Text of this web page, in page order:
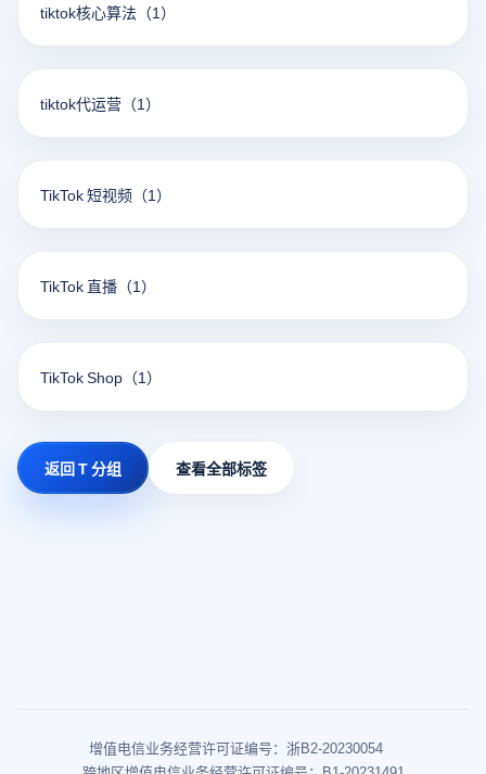
tiktok核心算法 （1）
tiktok代运营 （1）
TikTok 短视频 （1）
TikTok 直播 （1）
TikTok Shop （1）
返回 T 分组 查看全部标签
增值电信业务经营许可证编号：浙B2-20230054